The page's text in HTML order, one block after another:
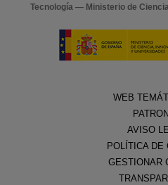
Tecnología — Ministerio de
WEB
AVISO
POLÍTICA DE
GESTIONAR